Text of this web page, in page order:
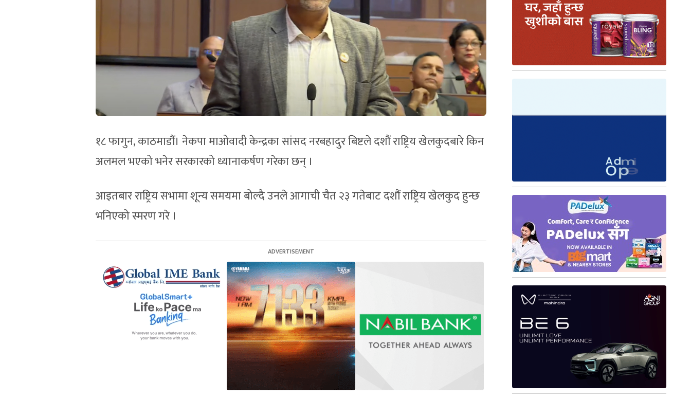
१८ फागुन, काठमाडौं। नेकपा माओवादी केन्द्रका सांसद नरबहादुर बिष्टले दशौं राष्ट्रिय खेलकुदबारे किन
अलमल भएको भनेर सरकारको ध्यानाकर्षण गरेका छन् ।
आइतबार राष्ट्रिय सभामा शून्य समयमा बोल्दै उनले आगाची चैत २३ गतेबाट दशौं राष्ट्रिय खेलकुद हुन्छ
भनिएको स्मरण गरे ।